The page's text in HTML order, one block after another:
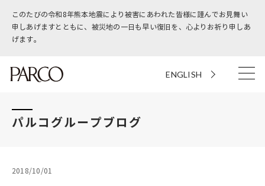
このたびの令和8年熊本地震により被害にあわれた皆様に謹んでお見舞い
申しあげますとともに、被災地の一日も早い復旧を、心よりお祈り申しあ
げます。
ENGLISH
パルコグループブログ
2018/10/01